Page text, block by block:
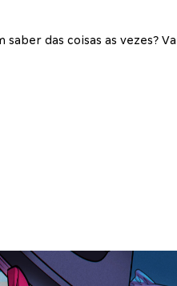
das coisas as vezes?